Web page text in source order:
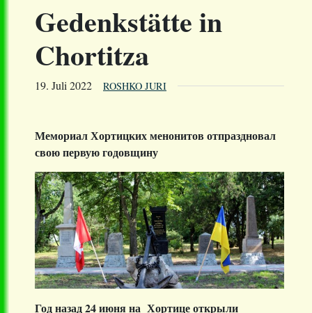
Gedenkstätte in
Chortitza
19. Juli 2022 ROSHKO JURI
Мемориал Хортицких менонитов отпраздновал
свою первую годовщину
Год назад 24 июня на Хортице открыли